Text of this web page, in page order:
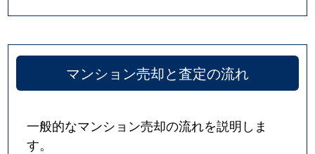
マンション売却と査定の流れ
一般的なマンション売却の流れを説明しま
す。